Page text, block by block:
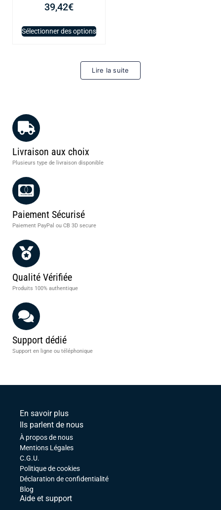
39,42€
Sélectionner des options
Lire la suite
Livraison aux choix
Plusieurs type de livraison disponible
Paiement Sécurisé
Paiement PayPal ou CB 3D secure
Qualité Vérifiée
Produits 100% authentique
Support dédié
Support en ligne ou téléphonique
En savoir plus
Ils parlent de nous
À propos de nous
Mentions Légales
C.G.U.
Politique de cookies
Déclaration de confidentialité
Blog
Aide et support